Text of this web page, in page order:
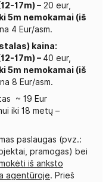
17m) – 20 eur,
5m nemokamai (iš
4 Eur/asm.
kaina:
17m) – 40 eur,
5m nemokamai (iš
8 Eur/asm.
~ 19 Eur
iki 18 metų –
paslaugas (pvz.:
pramogas) bei
iš anksto
agentūroje. Prieš